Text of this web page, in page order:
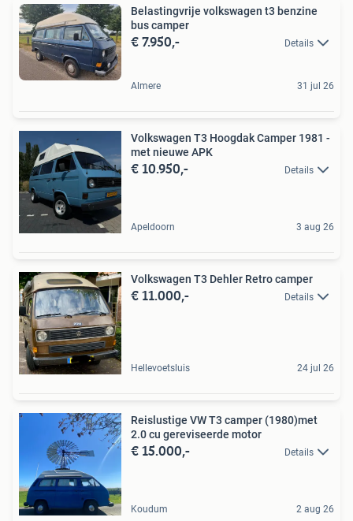
Belastingvrije volkswagen t3 benzine
bus camper
€ 7.950,- Details
Almere 31 jul 26
Volkswagen T3 Hoogdak Camper 1981 -
met nieuwe APK
€ 10.950,- Details
Apeldoorn 3 aug 26
Volkswagen T3 Dehler Retro camper
€ 11.000,- Details
Hellevoetsluis 24 jul 26
Reislustige VW T3 camper (1980)met
2.0 cu gereviseerde motor
€ 15.000,- Details
Koudum 2 aug 26